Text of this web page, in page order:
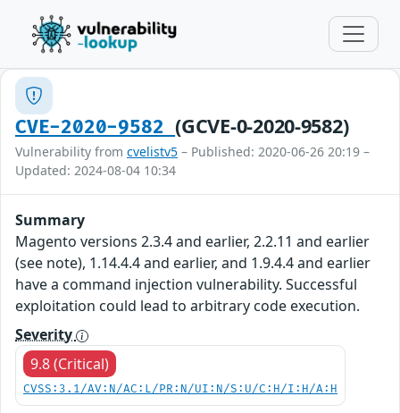
CVE-2020-9582(GCVE-0-2020-9582)
Vulnerability from cvelistv5 – Published: 2020-06-26 20:19 –
Updated: 2024-08-04 10:34
Summary
Magento versions 2.3.4 and earlier, 2.2.11 and earlier
(see note), 1.14.4.4 and earlier, and 1.9.4.4 and earlier
have a command injection vulnerability. Successful
exploitation could lead to arbitrary code execution.
Severity
9.8 (Critical)
CVSS:3.1/AV:N/AC:L/PR:N/UI:N/S:U/C:H/I:H/A:H